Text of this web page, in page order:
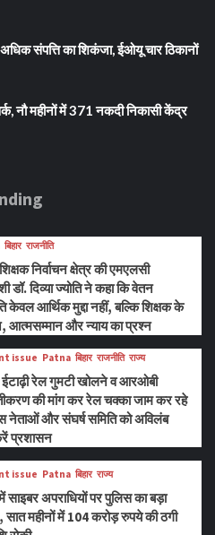
संपत्ति का शिकंजा, ईओयू चार ठिकानों
नौ महीनों में 371 नकदी निकासी केंद्र
बिहार राजनीति
निर्वाचन क्षेत्र की एमएलसी
डॉ. दिव्या ज्योति ने कहा कि वेतन
केवल आर्थिक मुद्दा नहीं, बल्कि शिक्षक के
आत्मसम्मान और न्याय का प्रश्न
issue Patna बिहार राजनीति राज्य
रेल गुमटी खोलने व आरओबी
की मांग कर रेल चक्का जाम कर रहे
नेताओं और संघर्ष समिति को अविलंब
प्रशासन
issue Patna बिहार राज्य
में साइबर अपराधियों पर पुलिस का बड़ा
सात महीनों में 104 करोड़ रुपये की ठगी